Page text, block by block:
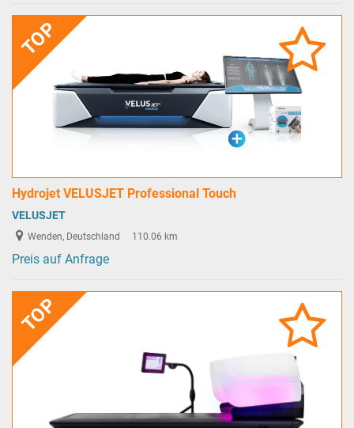
TOP
Hydrojet VELUSJET Professional Touch
VELUSJET
Wenden, Deutschland 110.06 km
Preis auf Anfrage
TOP